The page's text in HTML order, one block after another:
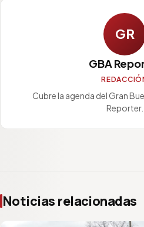
GR
GBA
Cubre la agenda del Gran
Reporter.
Noticias relacionadas